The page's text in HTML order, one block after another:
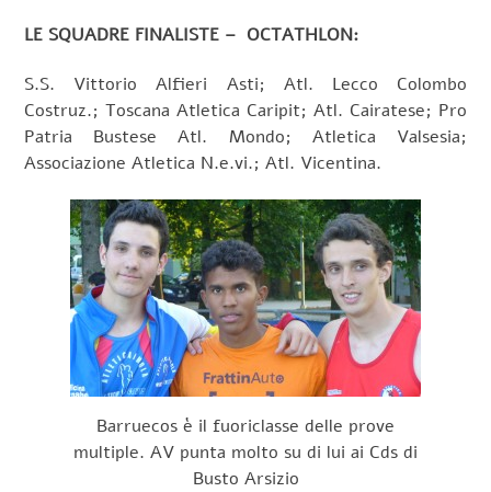
LE SQUADRE FINALISTE – OCTATHLON:
S.S. Vittorio Alfieri Asti; Atl. Lecco Colombo
Costruz.; Toscana Atletica Caripit; Atl. Cairatese; Pro
Patria Bustese Atl. Mondo; Atletica Valsesia;
Associazione Atletica N.e.vi.; Atl. Vicentina.
Barruecos è il fuoriclasse delle prove
multiple. AV punta molto su di lui ai Cds di
Busto Arsizio